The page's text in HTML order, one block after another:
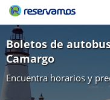
Boletos de
Camargo
Encuentra horarios y